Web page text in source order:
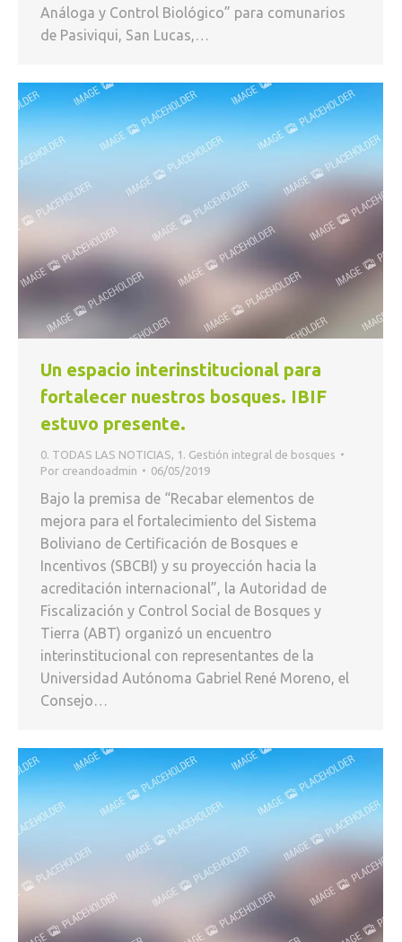
Análoga y Control Biológico” para comunarios
de Pasiviqui, San Lucas,…
Un espacio interinstitucional para
fortalecer nuestros bosques. IBIF
estuvo presente.
0. TODAS LAS NOTICIAS, 1. Gestión integral de bosques
Por creandoadmin 06/05/2019
Bajo la premisa de “Recabar elementos de
mejora para el fortalecimiento del Sistema
Boliviano de Certificación de Bosques e
Incentivos (SBCBI) y su proyección hacia la
acreditación internacional”, la Autoridad de
Fiscalización y Control Social de Bosques y
Tierra (ABT) organizó un encuentro
interinstitucional con representantes de la
Universidad Autónoma Gabriel René Moreno, el
Consejo…